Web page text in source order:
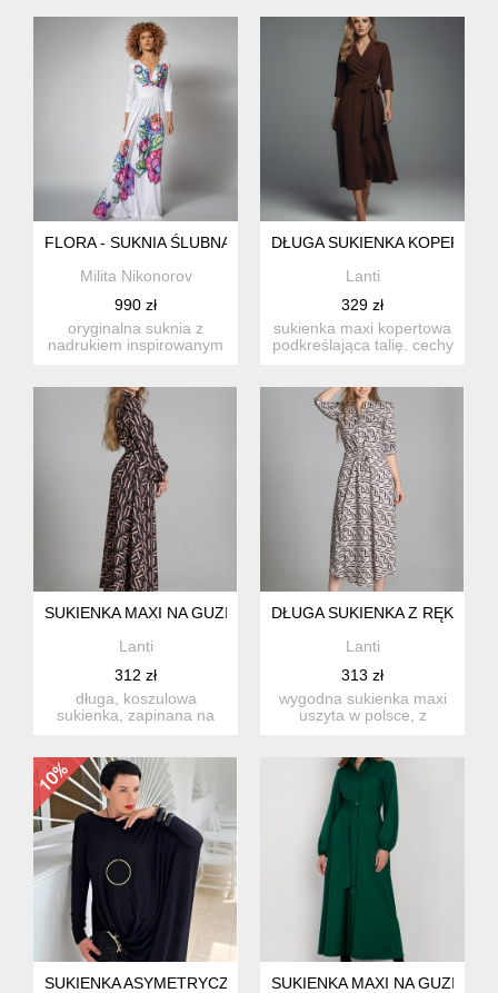
FLORA - SUKNIA ŚLUBNA W KWIATY
Milita Nikonorov
990 zł
oryginalna suknia z
nadrukiem inspirowanym
DŁUGA SUKIENKA
Lanti
329 zł
sukienka maxi kopertowa
podkreślająca talię. cechy
SUKIENKA MAXI NA GUZIKI, Z KOŁNIERZYKIEM - SUK204
Lanti
312 zł
długa, koszulowa
sukienka, zapinana na
DŁUGA SUKIENKA Z
Lanti
313 zł
wygodna sukienka maxi
uszyta w polsce, z
SUKIENKA ASYMETRYCZNA WODASUKIENKA MAXI NA GUZIKI,